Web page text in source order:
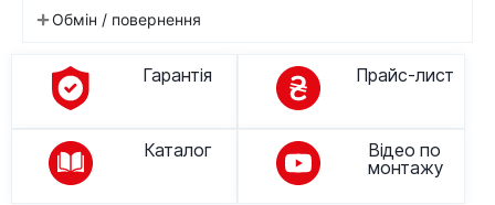
Обмін / повернення
Гарантія Прайс-лист
Каталог
Відео по
монтажу